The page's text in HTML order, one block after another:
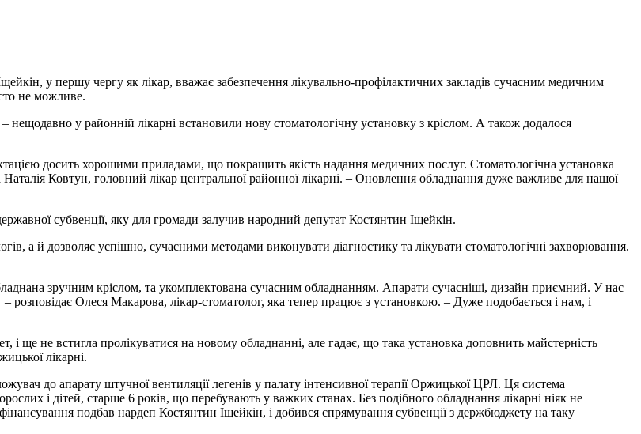
у першу чергу як лікар, вважає забезпечення лікувально-профілактичних закладів сучасним медичним
не можливе.
у районній лікарні встановили нову стоматологічну установку з кріслом. А також додалося
досить хорошими приладами, що покращить якість надання медичних послуг. Стоматологічна установка
Ковтун, головний лікар центральної районної лікарні. – Оновлення обладнання дуже важливе для нашої
субвенції, яку для громади залучив народний депутат Костянтин Іщейкін.
а й дозволяє успішно, сучасними методами виконувати діагностику та лікувати стоматологічні захворювання.
зручним кріслом, та укомплектована сучасним обладнанням. Апарати сучасніші, дизайн приємний. У нас
розповідає Олеся Макарова, лікар-стоматолог, яка тепер працює з установкою. – Дуже подобається і нам, і
ще не встигла пролікуватися на новому обладнанні, але гадає, що така установка доповнить майстерність
лікарні.
до апарату штучної вентиляції легенів у палату інтенсивної терапії Оржицької ЦРЛ. Ця система
і дітей, старше 6 років, що перебувають у важких станах. Без подібного обладнання лікарні ніяк не
подбав нардеп Костянтин Іщейкін, і добився спрямування субвенції з держбюджету на таку